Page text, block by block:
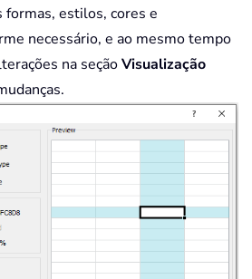
formas, estilos, cores e
necessário, e ao mesmo tempo
na seçãoVisualização